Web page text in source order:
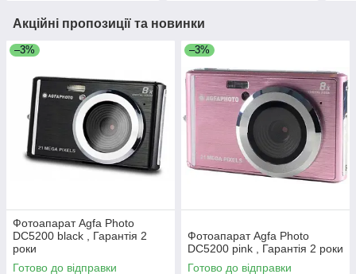
Акційні пропозиції та новинки
–3%
Фотоапарат Agfa Photo
DC5200 black , Гарантія 2
роки
Готово до відправки
–3%
Фотоапарат Agfa Photo
DC5200 pink , Гарантія 2 роки
Готово до відправки